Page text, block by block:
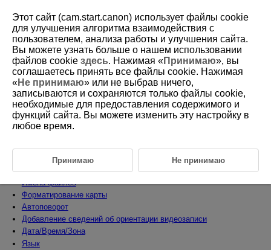
D388-200
Настройка
В этой главе описываются параметры меню на вкладке настройки [
].
Меню вкладки: Настройка
Нумерация файлов фотографий
Нумерация видеоклипов
Имена файлов
Форматирование карты
Автоповорот
Добавление сведений об ориентации видеозаписи
Дата/Время/Зона
Язык
Этот сайт (cam.start.canon) использует файлы cookie
для улучшения алгоритма взаимодействия с
пользователем, анализа работы и улучшения сайта.
Вы можете узнать больше о нашем использовании
файлов cookie здесь. Нажимая «Принимаю», вы
соглашаетесь принять все файлы cookie. Нажимая
«Не принимаю» или не выбрав ничего,
записываются и сохраняются только файлы cookie,
необходимые для предоставления содержимого и
функций сайта. Вы можете изменить эту настройку в
любое время.
Принимаю Не принимаю